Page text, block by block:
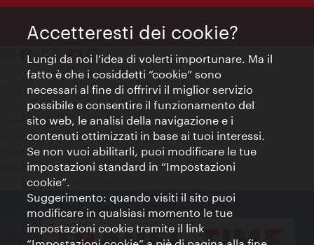
Contatti
Colophon
Dichiarazione sulla protezione dei dati
Terms of Use
Accessibilità
Contatto stampa
Impostazioni cookie
© Copyright WienTourismus
Accetteresti dei cookie?
Lungi da noi l’idea di volerti importunare. Ma il
fatto è che i cosiddetti “cookie” sono
necessari al fine di offrirvi il miglior servizio
possibile e consentire il funzionamento del
sito web, le analisi della navigazione e i
contenuti ottimizzati in base ai tuoi interessi.
Se non vuoi abilitarli, puoi modificare le tue
impostazioni standard in “Impostazioni
cookie”.
Suggerimento: quando visiti il sito puoi
modificare in qualsiasi momento le tue
impostazioni cookie tramite il link